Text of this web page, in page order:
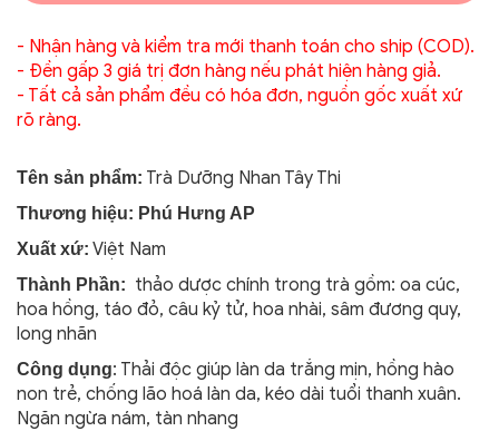
- Nhận hàng và kiểm tra mới thanh toán cho ship (COD).
- Đền gấp 3 giá trị đơn hàng nếu phát hiện hàng giả.
- Tất cả sản phẩm đều có hóa đơn, nguồn gốc xuất xứ
rõ ràng.
Tên sản phẩm: Trà Dưỡng Nhan Tây Thi
Thương hiệu: Phú Hưng AP
Xuất xứ: Việt Nam
Thành Phần: thảo dược chính trong trà gồm: oa cúc,
hoa hồng, táo đỏ, câu kỷ tử, hoa nhài, sâm đương quy,
long nhãn
Công dụng: Thải độc giúp làn da trắng mịn, hồng hào
non trẻ, chống lão hoá làn da, kéo dài tuổi thanh xuân.
Ngăn ngừa nám, tàn nhang